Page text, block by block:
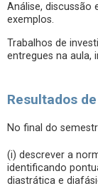
Análise,
exemplos.
Trabalhos de
entregues na aula,
Resultados
No final do
(i) descrever a
identificando
diastrática e